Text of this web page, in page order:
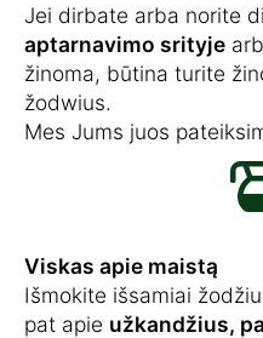
Jei dirbate arba norite
aptarnavimo srityje
žinoma, būtina turite
žodwius.
Mes Jums juos
Viskas apie maistą
Išmokite išsamiai
pat apie užkandžius,